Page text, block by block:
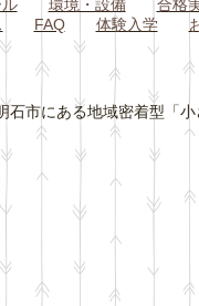
環境・設備
合格
FAQ 体験入学
石市にある地域密着型「